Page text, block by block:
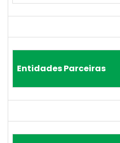
Entidades Parceiras